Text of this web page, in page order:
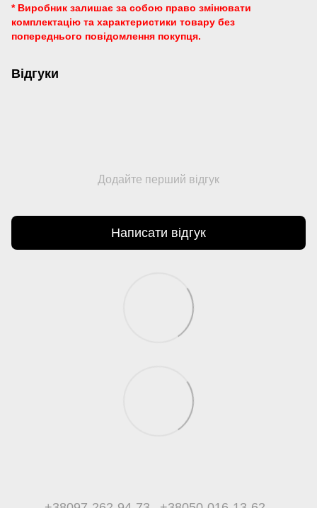
* Виробник залишає за собою право змінювати
комплектацію та характеристики товару без
попереднього повідомлення покупця.
Відгуки
Додайте перший відгук
Написати відгук